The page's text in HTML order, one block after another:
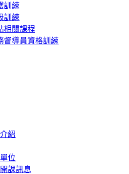
訓練
訓練
相關課程
督導員資格訓練
紹
位
課訊息